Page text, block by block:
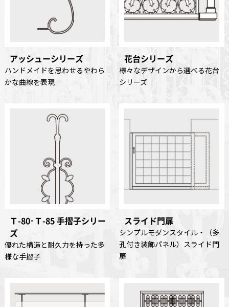
アッシューシリーズ
ハンドメイドを思わせるやわら
かな曲線を表現
花台シリーズ
様々なデザインから選べる花台
シリーズ
Ｔ-80･Ｔ-85 手摺子シリー
ズ
優れた構造と耐久力を持った多
様な手摺子
スライド門扉
シンプルモダンスタイル・（多
孔付き装飾パネル）スライド門
扉